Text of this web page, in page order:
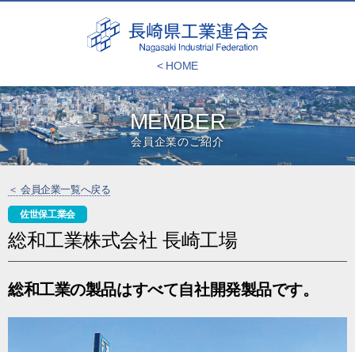
< HOME
MEMBER
会員企業のご紹介
＜ 会員企業一覧へ戻る
佐世保工業会
総和工業株式会社 長崎工場
総和工業の製品はすべて自社開発製品です。